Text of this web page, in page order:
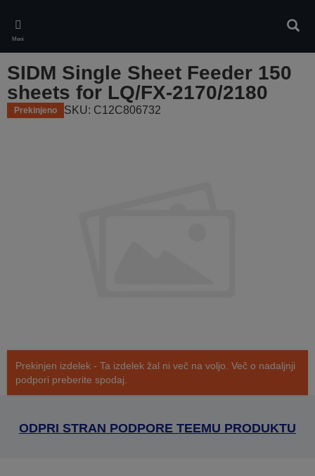
main
content
Meni
SIDM Single Sheet Feeder 150
sheets for LQ/FX-2170/2180
Prekinjeno SKU: C12C806732
Prekinjen izdelek - Ta izdelek žal ni več na voljo. Več o nadaljnji
podpori preberite spodaj.
ODPRI STRAN PODPORE TEEMU PRODUKTU